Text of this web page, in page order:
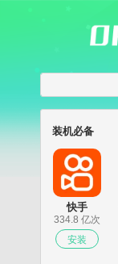
装机必备
快手
334.8 亿次